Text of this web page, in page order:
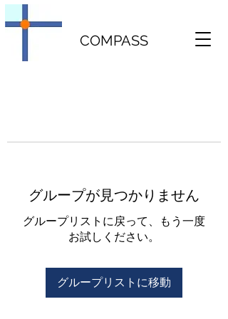
COMPASS
グループが見つかりません
グループリストに戻って、もう一度
お試しください。
グループリストに移動